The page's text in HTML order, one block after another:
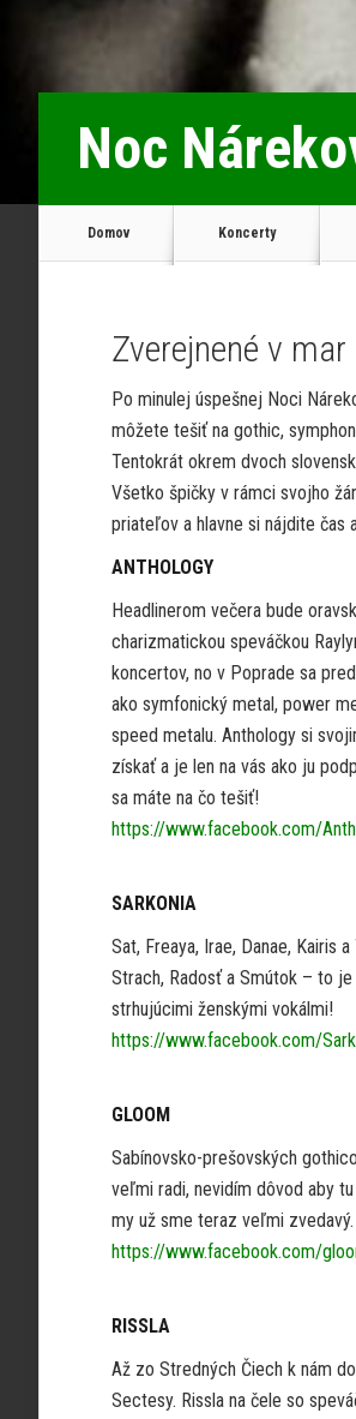
Noc
Domov Koncerty
Zverejnené v
Po minulej úspešnej Noci
môžete tešiť na gothic,
Tentokrát okrem dvoch
Všetko špičky v rámci svojho
priateľov a hlavne si nájdite čas
ANTHOLOGY
Headlinerom večera bude
charizmatickou speváčkou
koncertov, no v Poprade sa
ako symfonický metal, power
speed metalu. Anthology si
získať a je len na vás ako ju
sa máte na čo tešiť!
https://www.facebook.com/
SARKONIA
Sat, Freaya, Irae, Danae, Kairis
Strach, Radosť a Smútok – to
strhujúcimi ženskými vokálmi!
https://www.facebook.com/
GLOOM
Sabínovsko-prešovských
veľmi radi, nevidím dôvod aby
my už sme teraz veľmi zvedavý.
https://www.facebook.com/
RISSLA
Až zo Stredných Čiech k nám
Sectesy. Rissla na čele so